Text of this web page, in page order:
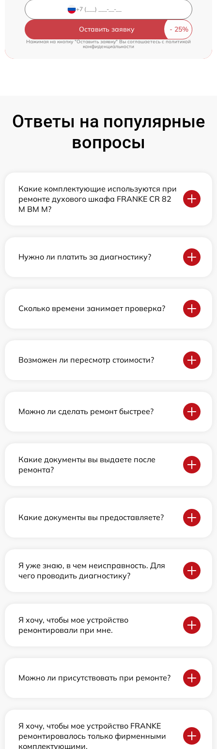
Оставить заявку
Нажимая на кнопку "Оставить заявку" Вы соглашаетесь cполитикой
конфиденциальности
Ответы на популярные
вопросы
Какие комплектующие используются при
ремонте духового шкафа FRANKE CR 82
M BM M?
Нужно ли платить за диагностику?
Сколько времени занимает проверка?
Возможен ли пересмотр стоимости?
Можно ли сделать ремонт быстрее?
Какие документы вы выдаете после
ремонта?
Какие документы вы предоставляете?
Я уже знаю, в чем неисправность. Для
чего проводить диагностику?
Я хочу, чтобы мое устройство
ремонтировали при мне.
Можно ли присутствовать при ремонте?
Я хочу, чтобы мое устройство FRANKE
ремонтировалось только фирменными
комплектующими.